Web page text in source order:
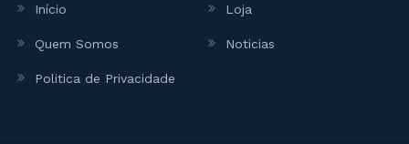
Início Loja
Quem Somos Noticias
Politica de Privacidade